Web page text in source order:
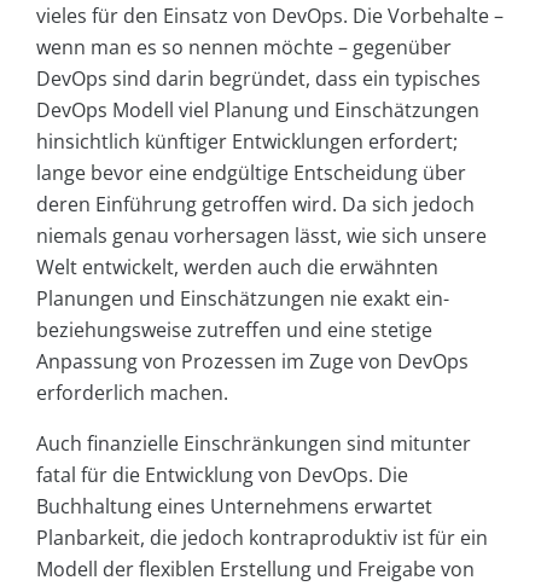
vieles für den Einsatz von DevOps. Die Vorbehalte –
wenn man es so nennen möchte – gegenüber
DevOps sind darin begründet, dass ein typisches
DevOps Modell viel Planung und Einschätzungen
hinsichtlich künftiger Entwicklungen erfordert;
lange bevor eine endgültige Entscheidung über
deren Einführung getroffen wird. Da sich jedoch
niemals genau vorhersagen lässt, wie sich unsere
Welt entwickelt, werden auch die erwähnten
Planungen und Einschätzungen nie exakt ein-
beziehungsweise zutreffen und eine stetige
Anpassung von Prozessen im Zuge von DevOps
erforderlich machen.
Auch finanzielle Einschränkungen sind mitunter
fatal für die Entwicklung von DevOps. Die
Buchhaltung eines Unternehmens erwartet
Planbarkeit, die jedoch kontraproduktiv ist für ein
Modell der flexiblen Erstellung und Freigabe von